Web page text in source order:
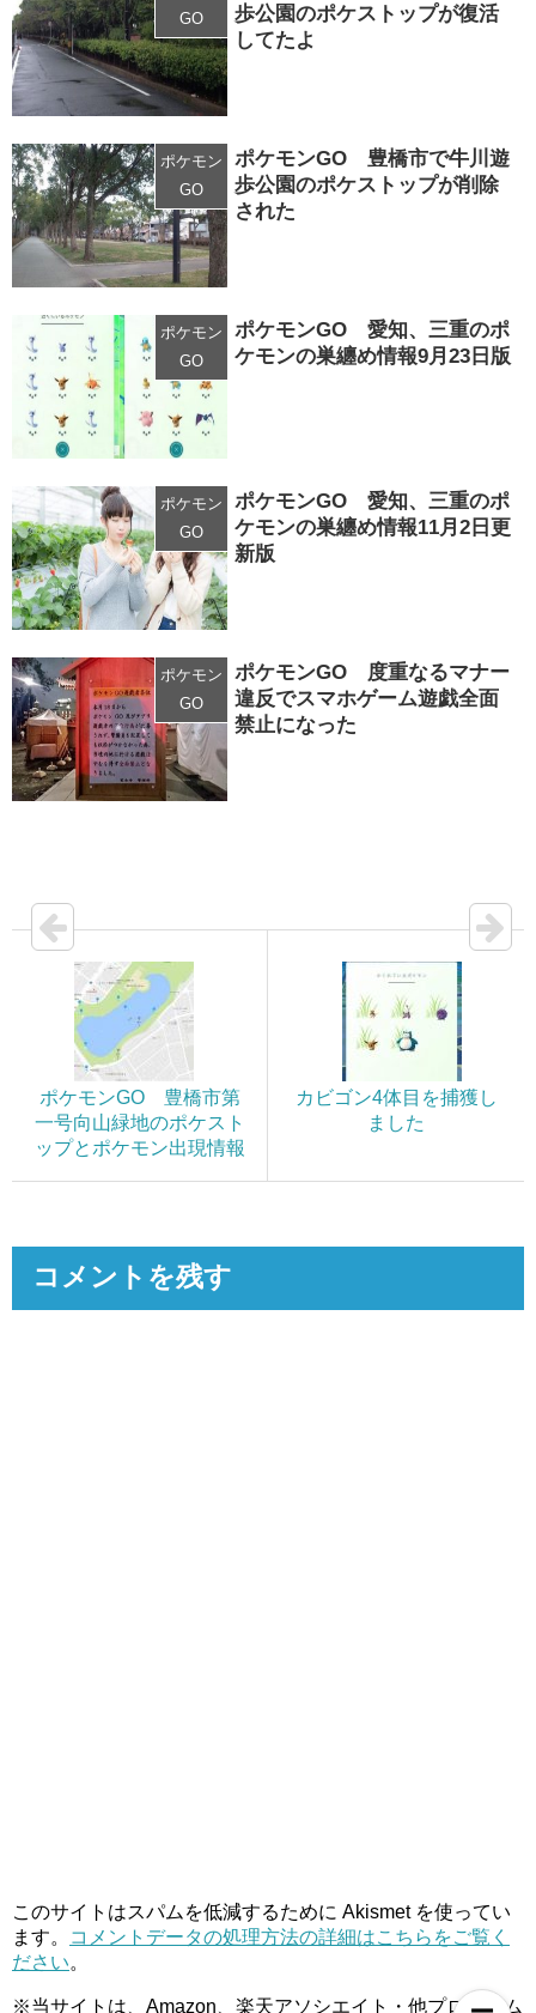
GO
歩公園のポケストップが復活
してたよ
ポケモン
GO
ポケモンGO 豊橋市で牛川遊
歩公園のポケストップが削除
された
ポケモン
GO
ポケモンGO 愛知、三重のポ
ケモンの巣纏め情報9月23日版
ポケモン
GO
ポケモンGO 愛知、三重のポ
ケモンの巣纏め情報11月2日更
新版
ポケモン
GO
ポケモンGO 度重なるマナー
違反でスマホゲーム遊戯全面
禁止になった
ポケモンGO 豊橋市第
一号向山緑地のポケスト
ップとポケモン出現情報
カビゴン4体目を捕獲し
ました
コメントを残す
このサイトはスパムを低減するために Akismet を使ってい
ます。
コメントデータの処理方法の詳細はこちらをご覧く
ださい。
※当サイトは、Amazon、楽天アソシエイト・他プログラム